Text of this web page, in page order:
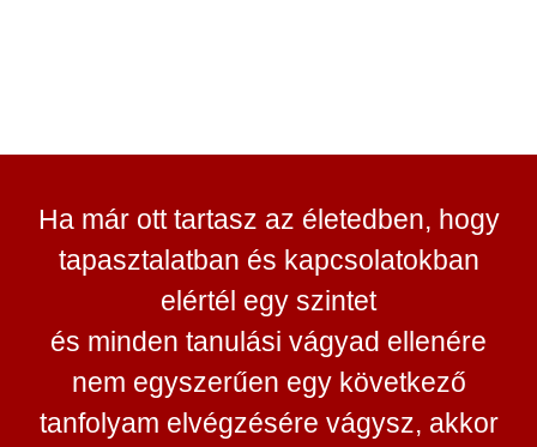
Ha már ott tartasz az életedben, hogy
tapasztalatban és kapcsolatokban
elértél egy szintet
és minden tanulási vágyad ellenére
nem egyszerűen egy következő
tanfolyam elvégzésére vágysz, akkor